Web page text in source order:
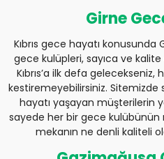
Girne
Kıbrıs gece hayatı konusunda
gece kulüpleri, sayıca ve
Kıbrıs’a ilk defa
kestiremeyebilirsiniz. Sitemizde
hayatı yaşayan müşterilerin
sayede her bir gece kulübünün
mekanın ne denli kaliteli